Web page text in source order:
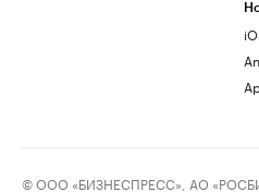
© ООО «БИЗНЕСПРЕСС», АО